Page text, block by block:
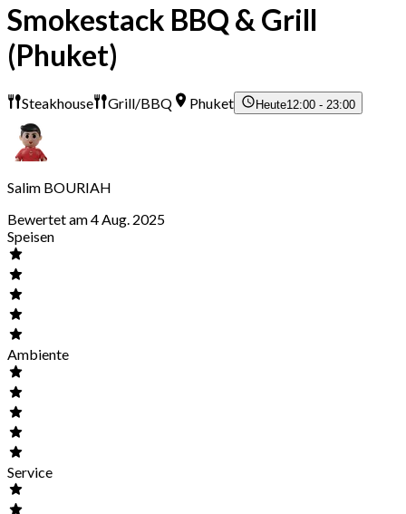
Smokestack BBQ & Grill
(Phuket)
Steakhouse Grill/BBQ Phuket Heute12:00 - 23:00
Salim BOURIAH
Bewertet am 4 Aug. 2025
Speisen
Ambiente
Service